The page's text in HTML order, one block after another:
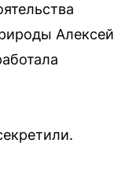
Алексей